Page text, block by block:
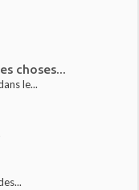
choses...
le...